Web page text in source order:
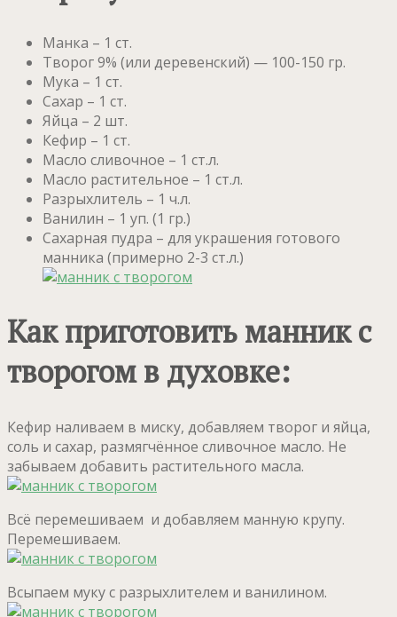
Манка – 1 ст.
Творог 9% (или деревенский) — 100-150 гр.
Мука – 1 ст.
Сахар – 1 ст.
Яйца – 2 шт.
Кефир – 1 ст.
Масло сливочное – 1 ст.л.
Масло растительное – 1 ст.л.
Разрыхлитель – 1 ч.л.
Ванилин – 1 уп. (1 гр.)
Сахарная пудра – для украшения готового
манника (примерно 2-3 ст.л.)
Как приготовить манник с
творогом в духовке:
Кефир наливаем в миску, добавляем творог и яйца,
соль и сахар, размягчённое сливочное масло. Не
забываем добавить растительного масла.
Всё перемешиваем и добавляем манную крупу.
Перемешиваем.
Всыпаем муку с разрыхлителем и ванилином.